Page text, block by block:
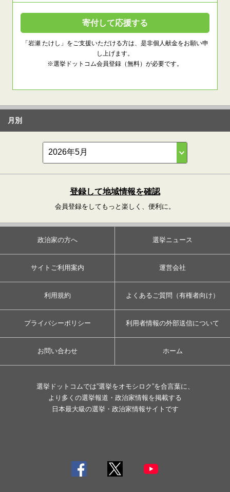
寄付して応援する
「岩瀬 たけし」をご支援いただける方は、是非個人献金をお願い申
し上げます。
※選挙ドットコム会員登録（無料）が必要です。
月別
登録して地域情報を確認
会員登録をしてもっと楽しく、便利に。
政治家の方へ 選挙ニュース
サイトご利用案内 運営会社
利用規約 よくあるご質問（有権者向け）
プライバシーポリシー 利用者情報の外部送信について
お問い合わせ ホーム
選挙ドットコムでは”選挙をオモシロク”を合言葉に、
より多くの選挙報道・政治家情報を掲載する
日本最大級の選挙・政治家情報サイトです